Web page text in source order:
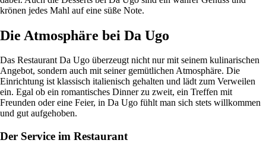
krönen jedes Mahl auf eine süße Note.
Die Atmosphäre bei Da Ugo
Das Restaurant Da Ugo überzeugt nicht nur mit seinem kulinarischen
Angebot, sondern auch mit seiner gemütlichen Atmosphäre. Die
Einrichtung ist klassisch italienisch gehalten und lädt zum Verweilen
ein. Egal ob ein romantisches Dinner zu zweit, ein Treffen mit
Freunden oder eine Feier, in Da Ugo fühlt man sich stets willkommen
und gut aufgehoben.
Der Service im Restaurant